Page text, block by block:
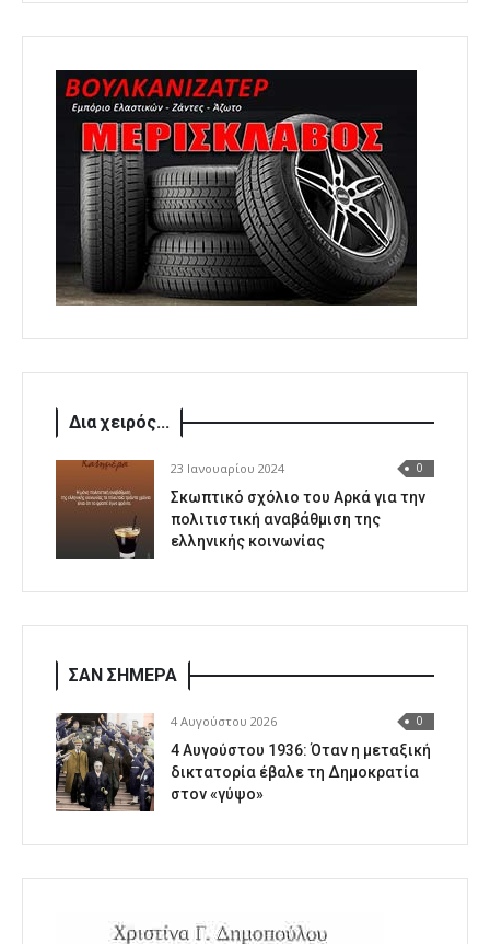
Δια χειρός...
23 Ιανουαρίου 2024 0
Σκωπτικό σχόλιο του Αρκά για την
πολιτιστική αναβάθμιση της
ελληνικής κοινωνίας
ΣΑΝ ΣΗΜΕΡΑ
4 Αυγούστου 2026 0
4 Αυγούστου 1936: Όταν η μεταξική
δικτατορία έβαλε τη Δημοκρατία
στον «γύψο»